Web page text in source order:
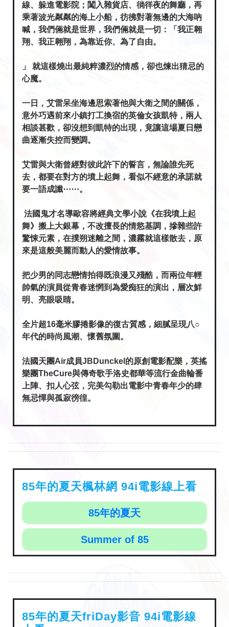
線、躲進電影院；闖入雜貨店、徜徉夜的舞廳，再
乘著波光粼粼的海上小船，彷彿對著無邊的大海吶
喊，我們倆就是世界，我們倆就是一切：「我正翱
翔、我正翱翔，為靠近你、為了自由。
」 就這樣燒出最純粹濃烈的情感，卻也煉出猜忌的
心魔。
一日，艾雷呆坐海邊思索著他與大衛之間的關係，
意外巧遇前來小鎮打工換宿的英倫女孩凱特，兩人
相談甚歡，卻沒想到凱特的出現，竟讓這場夏日戀
曲逐漸失控而變調。
艾雷與大衛曾經對彼此許下的誓言，無論誰先死
去，都要在對方的墳上起舞，看似不經意的承諾就
要一語成讖⋯⋯。
法國鬼才名導歐容將經典文學小說《在我墳上起
舞》搬上大銀幕，不改擅長的情慾基調，摻雜些許
驚悚元素，在撲朔迷離之間，濃霧就這樣散去，原
來是這般美麗而動人的愛情故事。
把少男的同志戀情拍得既浪漫又殘酷，而兩位年輕
帥氣的演員從青春迷惘到為愛痴狂的演出，層次鮮
明、亮眼吸睛。
全片超16毫米膠捲影像的復古質感，細膩呈現八○
年代的時尚風潮、懷舊氛圍。
法國天團Air成員JBDunckel的原創電影配樂，英搖
樂團TheCure與傳奇歌手洛史都華等流行金曲輪番
上陣、扣人心弦，完美勾勒出電影中青春年少的肆
無忌憚與孤寂徬徨。
85年的夏天楓林網 94i電影線上看
85年的夏天
Summer of 85
85年的夏天friDay影音 94i電影線